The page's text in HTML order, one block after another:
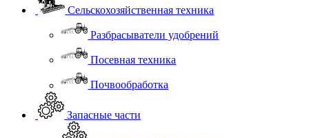
Сельскохозяйственная техника
Разбрасыватели удобрений
Посевная техника
Почвообработка
Запасные части